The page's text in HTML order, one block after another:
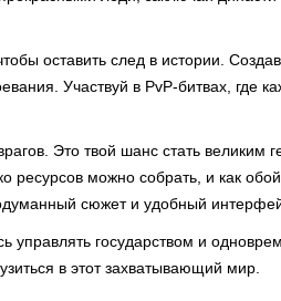
оставить след в истории.
Участвуй в PvP-битвах,
Это твой шанс стать великим
ресурсов можно собрать, и как
сюжет и удобный
управлять государством и
в этот захватывающий мир.